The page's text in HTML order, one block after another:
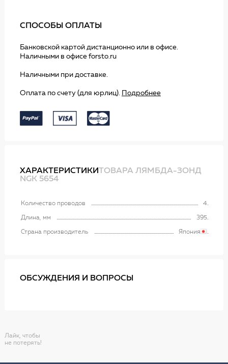
СПОСОБЫ ОПЛАТЫ
Банковской картой дистанционно или в офисе.
Наличными в офисе forsto.ru
Наличными при доставке.
Оплата по счету (для юрлиц). Подробнее
ХАРАКТЕРИСТИКИТОВАРА ЛЯМБДА-ЗОНД
NGK 5654
Количество проводов 4
Длина, мм 395
Страна производитель Япония
ОБСУЖДЕНИЯ И ВОПРОСЫ
Лайк, чтобы
не потерять!